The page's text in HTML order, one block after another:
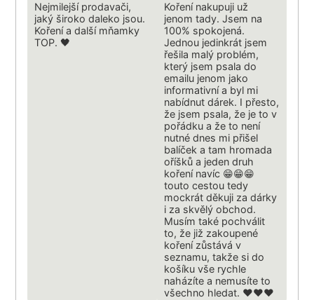
Nejmilejší prodavači,
jaký široko daleko jsou.
Koření a další mňamky
TOP. 🖤
Koření nakupuji už
jenom tady. Jsem na
100% spokojená.
Jednou jedinkrát jsem
řešila malý problém,
který jsem psala do
emailu jenom jako
informativní a byl mi
nabídnut dárek. I přesto,
že jsem psala, že je to v
pořádku a že to není
nutné dnes mi přišel
balíček a tam hromada
oříšků a jeden druh
koření navíc 😁😁😁
touto cestou tedy
mockrát děkuji za dárky
i za skvělý obchod.
Musím také pochválit
to, že již zakoupené
koření zůstává v
seznamu, takže si do
košíku vše rychle
naházíte a nemusíte to
všechno hledat. ❤️❤️❤️